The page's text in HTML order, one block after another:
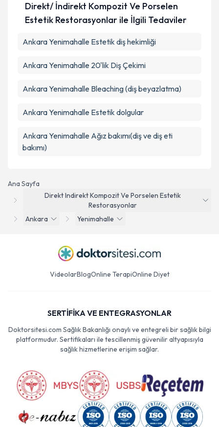
Ana Sayfa
Direkt Indirekt Kompozit Ve Porselen Estetik
Restorasyonlar
Ankara
Yenimahalle
Direkt/ İndirekt Kompozit Ve Porselen
Estetik Restorasyonlar ile İlgili Tedaviler
Ankara Yenimahalle Estetik diş hekimliği
Ankara Yenimahalle 20'lik Diş Çekimi
Ankara Yenimahalle Bleaching (diş beyazlatma)
Ankara Yenimahalle Estetik dolgular
Ankara Yenimahalle Ağız bakımı(diş ve diş eti
bakımı)
VideolarBlogOnline TerapiOnline Diyet
SERTİFİKA VE ENTEGRASYONLAR
Doktorsitesi.com Sağlık Bakanlığı onaylı ve entegreli bir sağlık bilgi
platformudur. Sertifikaları ile tescillenmiş güvenilir altyapısıyla
sağlık hizmetlerine erişim sağlar.